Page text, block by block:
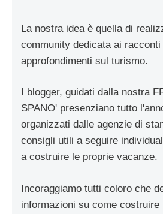
La nostra idea è quella di
community dedicata ai
approfondimenti sul turismo.
I blogger, guidati dalla nostra
SPANO' presenziano tutto
organizzati dalle agenzie di
consigli utili a seguire
a costruire le proprie vacanze.
Incoraggiamo tutti coloro che
informazioni su come